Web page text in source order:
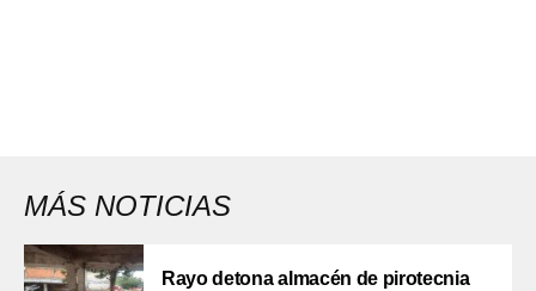
MÁS NOTICIAS
Rayo detona almacén de pirotecnia